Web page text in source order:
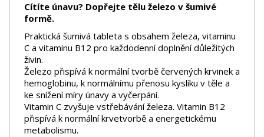
Cítíte únavu? Dopřejte tělu železo v šumivé
formě.
Praktická šumivá tableta s obsahem železa, vitaminu
C a vitaminu B12 pro každodenní doplnění důležitých
živin.
Železo přispívá k normální tvorbě červených krvinek a
hemoglobinu, k normálnímu přenosu kyslíku v těle a
ke snížení míry únavy a vyčerpání.
Vitamin C zvyšuje vstřebávání železa. Vitamin B12
přispívá k normální krvetvorbě a energetickému
metabolismu.